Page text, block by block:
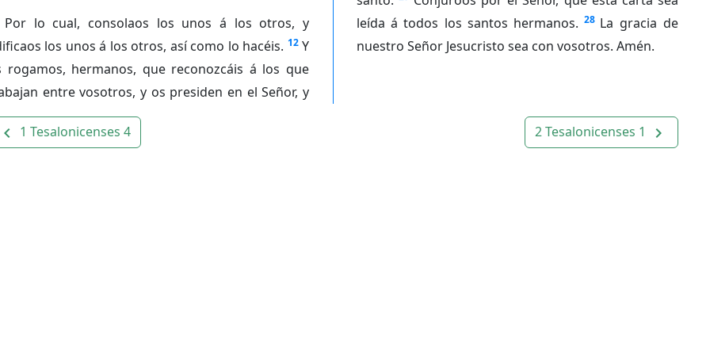
Por lo cual, consolaos los unos á los otros, y
los unos á los otros, así como lo hacéis. 12 Y
rogamos, hermanos, que reconozcáis á los que
entre vosotros, y os presiden en el Señor, y
leída á todos los santos hermanos. 28 La gracia de
nuestro Señor Jesucristo sea con vosotros. Amén.
navigate_before 1 Tesalonicenses 4 2 Tesalonicenses 1 navigate_next